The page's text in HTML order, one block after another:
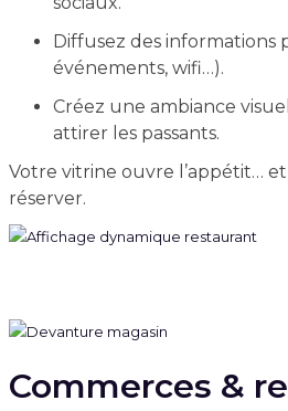
Diffusez des informations
événements, wifi…).
Créez une ambiance
attirer les passants.
Votre vitrine ouvre l’appétit…
réserver.
Commerces &